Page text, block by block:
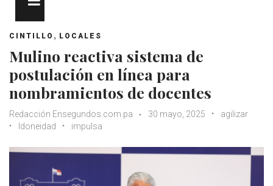
CINTILLO , LOCALES
Mulino reactiva sistema de
postulación en línea para
nombramientos de docentes
Redacción Ensegundos.com.pa 30 mayo, 2025
agilizar
Idoneidad
impulsa